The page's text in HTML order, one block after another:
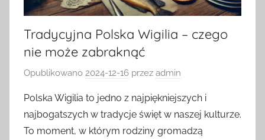
Tradycyjna Polska Wigilia – czego
nie może zabraknąć
Opublikowano 2024-12-16 przez admin
Polska Wigilia to jedno z najpiękniejszych i
najbogatszych w tradycje święt w naszej kulturze.
To moment, w którym rodziny gromadzą